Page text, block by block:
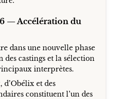
— Accélération du
dans une nouvelle phase
des castings et la sélection
interprètes.
d’Obélix et des
constituent l’un des